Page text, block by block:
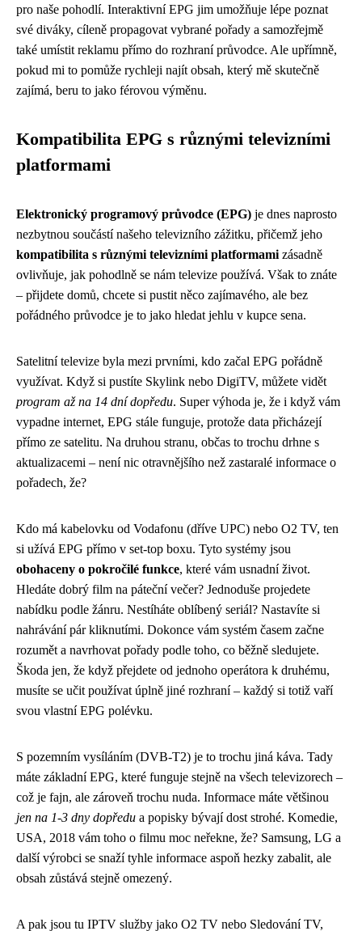
pro naše pohodlí. Interaktivní EPG jim umožňuje lépe poznat
své diváky, cíleně propagovat vybrané pořady a samozřejmě
také umístit reklamu přímo do rozhraní průvodce. Ale upřímně,
pokud mi to pomůže rychleji najít obsah, který mě skutečně
zajímá, beru to jako férovou výměnu.
Kompatibilita EPG s různými televizními
platformami
Elektronický programový průvodce (EPG) je dnes naprosto
nezbytnou součástí našeho televizního zážitku, přičemž jeho
kompatibilita s různými televizními platformami zásadně
ovlivňuje, jak pohodlně se nám televize používá. Však to znáte
– přijdete domů, chcete si pustit něco zajímavého, ale bez
pořádného průvodce je to jako hledat jehlu v kupce sena.
Satelitní televize byla mezi prvními, kdo začal EPG pořádně
využívat. Když si pustíte Skylink nebo DigiTV, můžete vidět
program až na 14 dní dopředu. Super výhoda je, že i když vám
vypadne internet, EPG stále funguje, protože data přicházejí
přímo ze satelitu. Na druhou stranu, občas to trochu drhne s
aktualizacemi – není nic otravnějšího než zastaralé informace o
pořadech, že?
Kdo má kabelovku od Vodafonu (dříve UPC) nebo O2 TV, ten
si užívá EPG přímo v set-top boxu. Tyto systémy jsou
obohaceny o pokročilé funkce, které vám usnadní život.
Hledáte dobrý film na páteční večer? Jednoduše projedete
nabídku podle žánru. Nestíháte oblíbený seriál? Nastavíte si
nahrávání pár kliknutími. Dokonce vám systém časem začne
rozumět a navrhovat pořady podle toho, co běžně sledujete.
Škoda jen, že když přejdete od jednoho operátora k druhému,
musíte se učit používat úplně jiné rozhraní – každý si totiž vaří
svou vlastní EPG polévku.
S pozemním vysíláním (DVB-T2) je to trochu jiná káva. Tady
máte základní EPG, které funguje stejně na všech televizorech –
což je fajn, ale zároveň trochu nuda. Informace máte většinou
jen na 1-3 dny dopředu a popisky bývají dost strohé. Komedie,
USA, 2018 vám toho o filmu moc neřekne, že? Samsung, LG a
další výrobci se snaží tyhle informace aspoň hezky zabalit, ale
obsah zůstává stejně omezený.
A pak jsou tu IPTV služby jako O2 TV nebo Sledování TV,